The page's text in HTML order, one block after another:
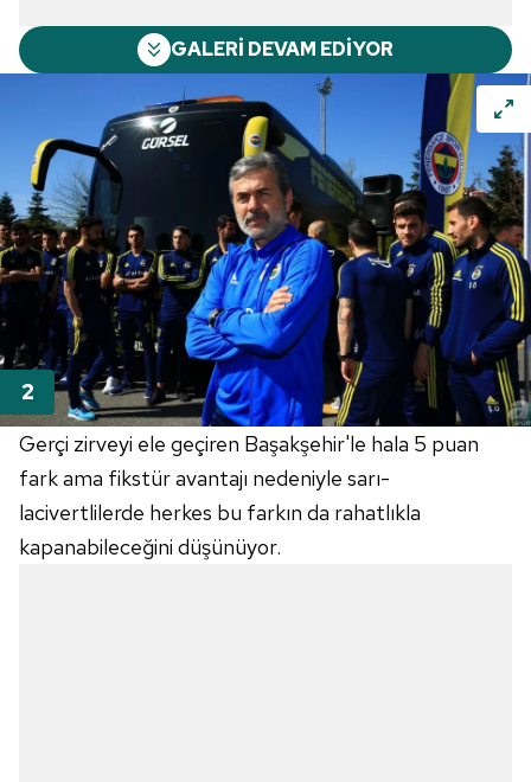
GALERİ DEVAM EDİYOR
Gerçi zirveyi ele geçiren Başakşehir'le hala 5 puan
fark ama fikstür avantajı nedeniyle sarı-
lacivertlilerde herkes bu farkın da rahatlıkla
kapanabileceğini düşünüyor.